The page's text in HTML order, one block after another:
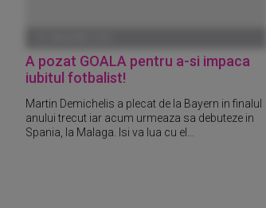
A pozat GOALA pentru a-si impaca
iubitul fotbalist!
Martin Demichelis a plecat de la Bayern in finalul
anului trecut iar acum urmeaza sa debuteze in
Spania, la Malaga. Isi va lua cu el...